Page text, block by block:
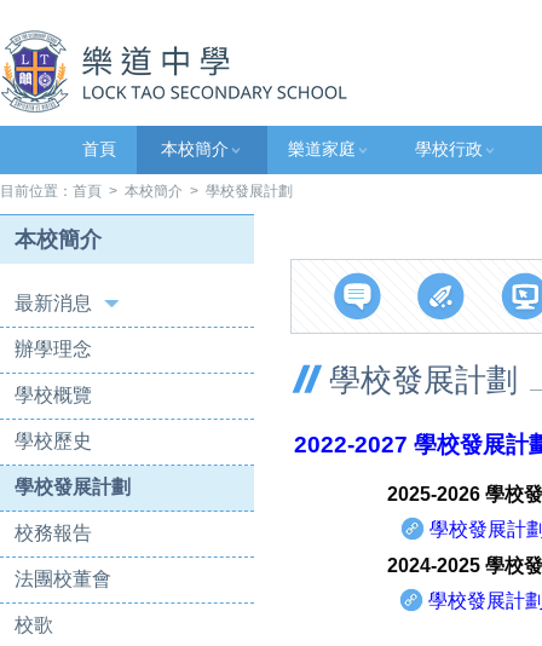
首頁 本校簡介 樂道家庭 學校行政
目前位置： 首頁 > 本校簡介 > 學校發展計劃
本校簡介
最新消息
辦學理念
學校概覽
學校歷史
學校發展計劃
校務報告
法團校董會
校歌
學校發展計劃
2022-2027 學校發展計
2025-2026 學校
學校發展計
2024-2025 學校
學校發展計